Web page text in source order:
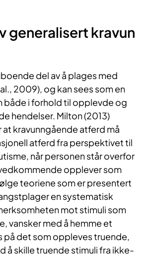
generalisert kravun​​
del av å plages med
2009), og kan sees som en
både i forhold til opplevde og
hendelser. Milton (2013)
kravunngående atferd må
atferd fra perspektivet til
når personen står overfor
opplever som
teoriene som er presentert
en systematisk
mot stimuli som
vansker med å hemme et
på det som oppleves truende,
å skille truende stimuli fra ikke-